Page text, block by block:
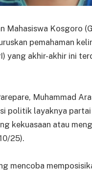
Mahasiswa Kosgoro
pemahaman
yang akhir-akhir ini
Muhammad
politik layaknya
kekuasaan atau
25).
mencoba